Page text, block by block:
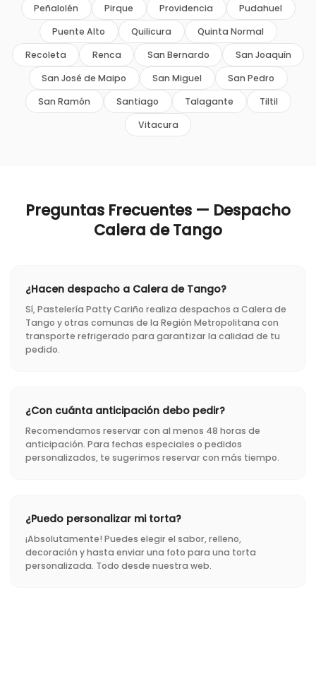
Peñalolén Pirque Providencia
Pudahuel
Puente Alto
Quilicura
Quinta Normal
Recoleta
Renca San Bernardo
San Joaquín
San José de Maipo
San Miguel
San Pedro
San Ramón
Santiago Talagante
Tiltil
Vitacura
Preguntas Frecuentes — Despacho
Calera de Tango
¿Hacen despacho a Calera de Tango?
Sí, Pastelería Patty Cariño realiza despachos a Calera de
Tango y otras comunas de la Región Metropolitana con
transporte refrigerado para garantizar la calidad de tu
pedido.
¿Con cuánta anticipación debo pedir?
Recomendamos reservar con al menos 48 horas de
anticipación. Para fechas especiales o pedidos
personalizados, te sugerimos reservar con más tiempo.
¿Puedo personalizar mi torta?
¡Absolutamente! Puedes elegir el sabor, relleno,
decoración y hasta enviar una foto para una torta
personalizada. Todo desde nuestra web.